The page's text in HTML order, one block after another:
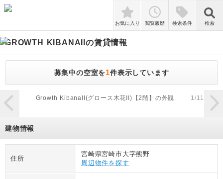
検索
お気に入り 閲覧履歴 検索条件 検索
GROWTH KIBANAIIの賃貸情報
募集中の空室を1件表示しています
zoom_in
Growth KibanaII(グロース木花II)【2階】の外観 1/11
建物情報
住所
宮崎県宮崎市大字熊野
周辺物件を探す